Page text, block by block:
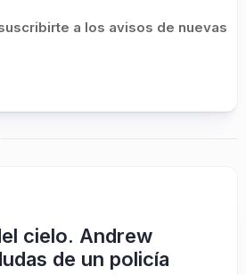
a los avisos de nuevas
cielo. Andrew
de un policía